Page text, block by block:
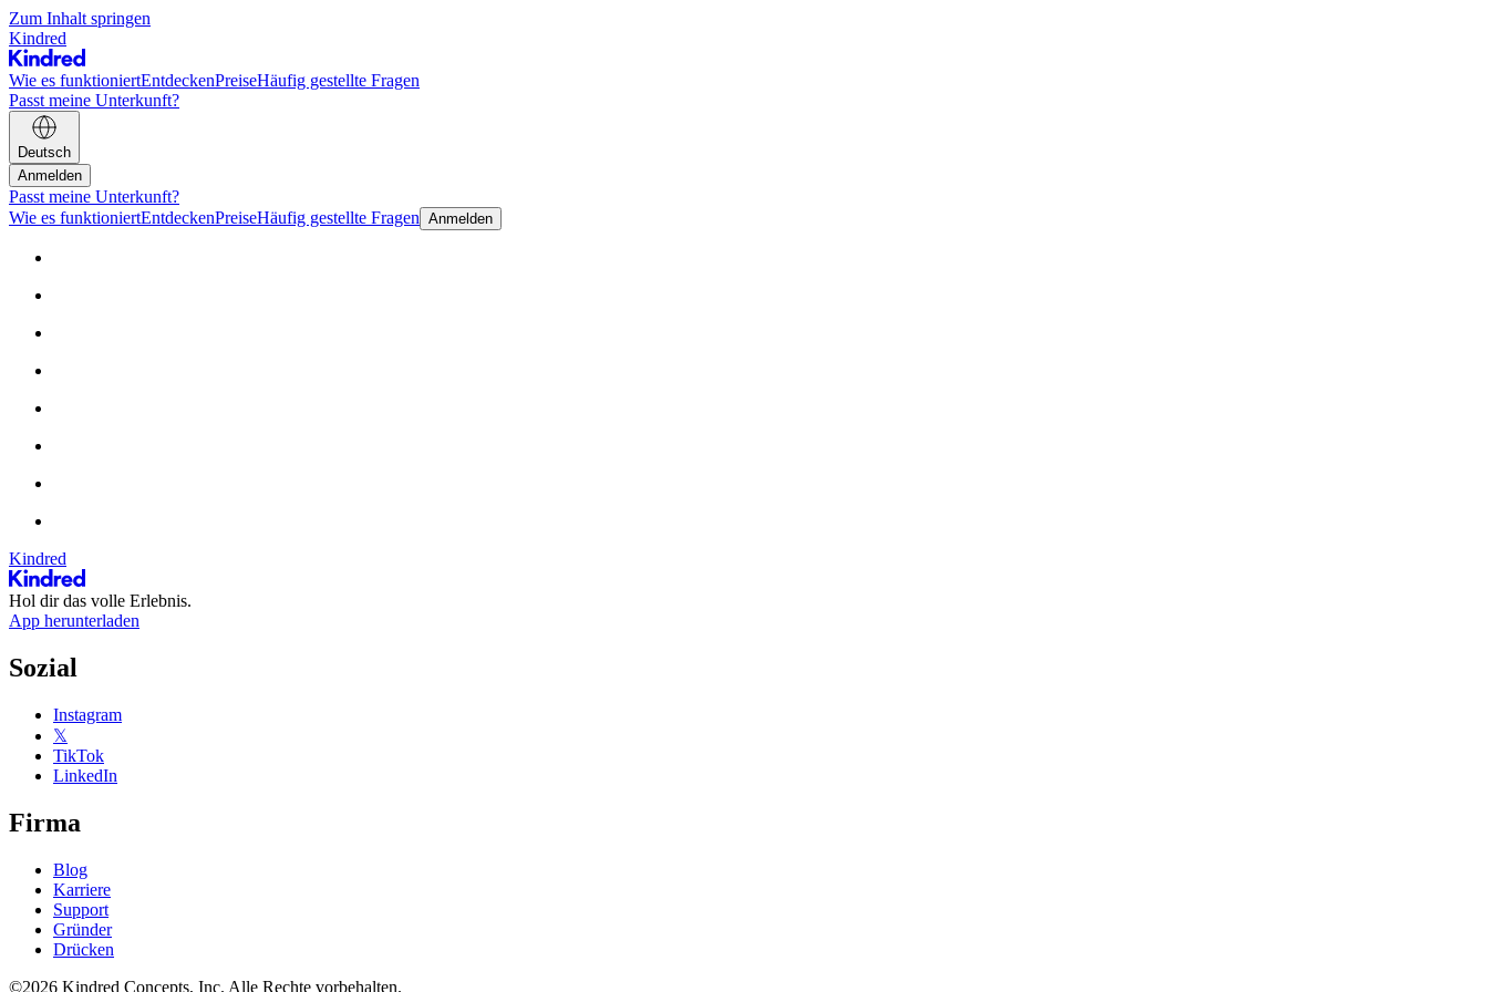
Zum Inhalt springen
Kindred
Wie es funktioniertEntdeckenPreiseHäufig gestellte Fragen
Passt meine Unterkunft?
Deutsch
Anmelden
Passt meine Unterkunft?
Wie es funktioniertEntdeckenPreiseHäufig gestellte Fragen Anmelden
Kindred
Hol dir das volle Erlebnis.
App herunterladen
Sozial
Instagram
𝕏
TikTok
LinkedIn
Firma
Blog
Karriere
Support
Gründer
Drücken
©2026 Kindred Concepts, Inc. Alle Rechte vorbehalten.